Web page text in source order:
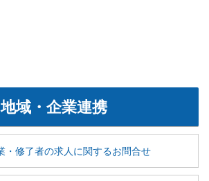
地域・企業連携
・修了者の求人に関するお問合せ